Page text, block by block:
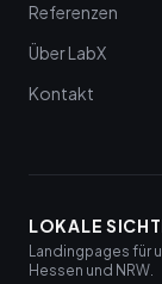
Referenzen
Über LabX
Kontakt
LOKALE
Landingpages für
Hessen und NRW.